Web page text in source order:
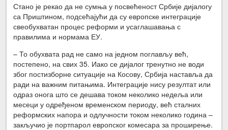
Стано је рекао да не сумња у посвећеност Србије дијалогу
са Приштином, подсећајући да су европске интеграције
свеобухватан процес реформи и усаглашавања с
правилима и нормама ЕУ.
– То обухвата рад не само на једном поглављу већ,
постепено, на свих 35. Иако се дијалог тренутно не води
због постизборне ситуације на Косову, Србија наставља да
ради на важним питањима. Интеграције нису резултат или
одраз онога што се дешава током неколико недеља или
месеци у одређеном временском периоду, већ сталних
реформских напора и одлучности током неколико година –
закључио је портпарол европског комесара за проширење.